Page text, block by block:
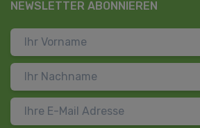
NEWSLETTER ABONNIEREN